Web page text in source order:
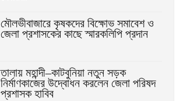
মৌলভীবাজারে কৃষকদের বিক্ষোভ সমাবেশ ও
জেলা প্রশাসকের কাছে স্মারকলিপি প্রদান
তালায় মহান্দী–কাটবুনিয়া নতুন সড়ক
নির্মাণকাজের উদ্বোধন করলেন জেলা পরিষদ
প্রশাসক হাবিব